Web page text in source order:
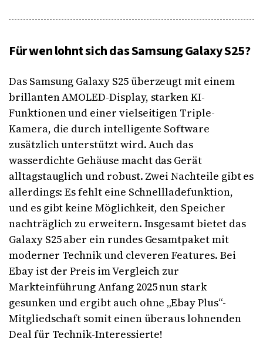
Für wen lohnt sich das Samsung Galaxy S25?
Das Samsung Galaxy S25 überzeugt mit einem
brillanten AMOLED-Display, starken KI-
Funktionen und einer vielseitigen Triple-
Kamera, die durch intelligente Software
zusätzlich unterstützt wird. Auch das
wasserdichte Gehäuse macht das Gerät
alltagstauglich und robust. Zwei Nachteile gibt es
allerdings: Es fehlt eine Schnellladefunktion,
und es gibt keine Möglichkeit, den Speicher
nachträglich zu erweitern. Insgesamt bietet das
Galaxy S25 aber ein rundes Gesamtpaket mit
moderner Technik und cleveren Features. Bei
Ebay ist der Preis im Vergleich zur
Markteinführung Anfang 2025 nun stark
gesunken und ergibt auch ohne „Ebay Plus“-
Mitgliedschaft somit einen überaus lohnenden
Deal für Technik-Interessierte!